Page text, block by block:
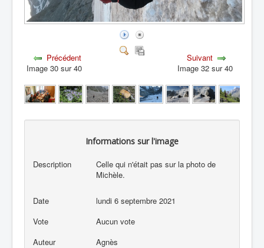
Précédent
Image 30 sur 40
Suivant
Image 32 sur 40
Informations sur l'image
Description
Celle qui n'était pas sur la photo de
Michèle.
Date
lundi 6 septembre 2021
Vote
Aucun vote
Auteur
Agnès